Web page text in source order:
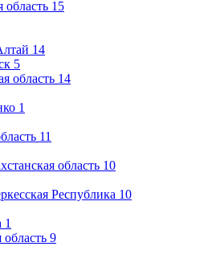
область 15
14
5
область 14
1
11
область 10
Республика 10
1
9